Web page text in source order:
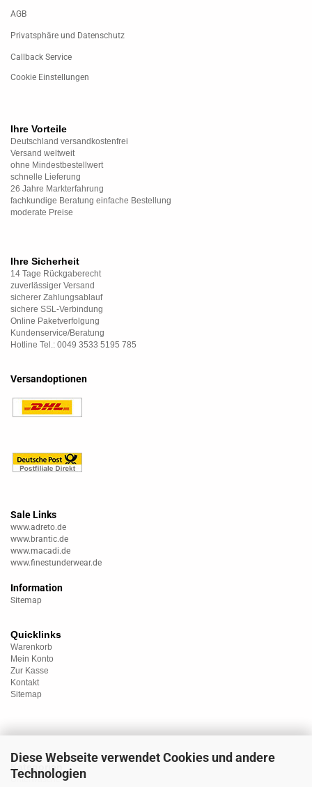
Diese Webseite verwendet Cookies und andere
Technologien
AGB
Privatsphäre und Datenschutz
Callback Service
Cookie Einstellungen
Ihre Vorteile
Deutschland versandkostenfrei
Versand weltweit
ohne Mindestbestellwert
schnelle Lieferung
26 Jahre Markterfahrung
fachkundige Beratung einfache Bestellung
moderate Preise
Ihre Sicherheit
14 Tage Rückgaberecht
zuverlässiger Versand
sicherer Zahlungsablauf
sichere SSL-Verbindung
Online Paketverfolgung
Kundenservice/Beratung
Hotline Tel.: 0049 3533 5195 785
Versandoptionen
Sale Links
www.adreto.de
www.brantic.de
www.macadi.de
www.finestunderwear.de
Information
Sitemap
Quicklinks
Warenkorb
Mein Konto
Zur Kasse
Kontakt
Sitemap
Kategorien
Unterwäsche